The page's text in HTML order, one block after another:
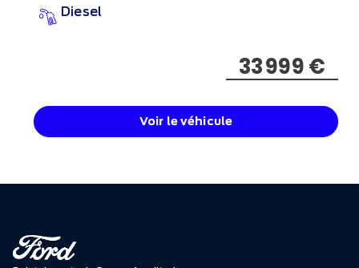
Diesel
33 999 €
Voir le véhicule